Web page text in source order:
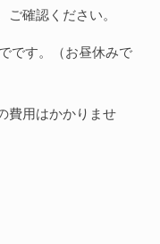
ご確認ください。
です。（お昼休みで
費用はかかりませ